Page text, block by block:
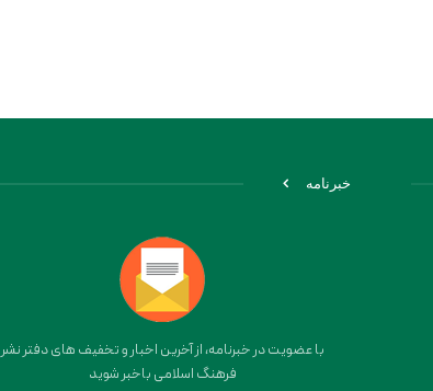
خبرنامه
با عضویت در خبرنامه، از آخرین اخبار و تخفیف های دفتر نشر
فرهنگ اسلامی باخبر شوید